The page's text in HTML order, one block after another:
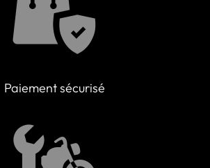
Paiement sécurisé